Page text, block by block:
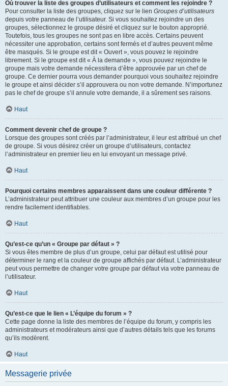
Où trouver la liste des groupes d’utilisateurs et comment les rejoindre ?
Pour consulter la liste des groupes, cliquez sur le lien Groupes d’utilisateurs
depuis votre panneau de l’utilisateur. Si vous souhaitez rejoindre un des
groupes, sélectionnez le groupe désiré et cliquez sur le bouton approprié.
Toutefois, tous les groupes ne sont pas en libre accès. Certains peuvent
nécessiter une approbation, certains sont fermés et d’autres peuvent même
être masqués. Si le groupe est dit « Ouvert », vous pouvez le rejoindre
librement. Si le groupe est dit « À la demande », vous pouvez rejoindre le
groupe mais votre demande nécessitera d’être approuvée par un chef de
groupe. Ce dernier pourra vous demander pourquoi vous souhaitez rejoindre
le groupe et ainsi décider s’il approuvera ou non votre demande. N’importunez
pas le chef de groupe s’il annule votre demande, il a sûrement ses raisons.
Haut
Comment devenir chef de groupe ?
Lorsque des groupes sont créés par l’administrateur, il leur est attribué un chef
de groupe. Si vous désirez créer un groupe d’utilisateurs, contactez
l’administrateur en premier lieu en lui envoyant un message privé.
Haut
Pourquoi certains membres apparaissent dans une couleur différente ?
L’administrateur peut attribuer une couleur aux membres d’un groupe pour les
rendre facilement identifiables.
Haut
Qu’est-ce qu’un « Groupe par défaut » ?
Si vous êtes membre de plus d’un groupe, celui par défaut est utilisé pour
déterminer le rang et la couleur de groupe affichés par défaut. L’administrateur
peut vous permettre de changer votre groupe par défaut via votre panneau de
l’utilisateur.
Haut
Qu’est-ce que le lien « L’équipe du forum » ?
Cette page donne la liste des membres de l’équipe du forum, y compris les
administrateurs et modérateurs ainsi que d’autres détails tels que les forums
qu’ils modèrent.
Haut
Messagerie privée